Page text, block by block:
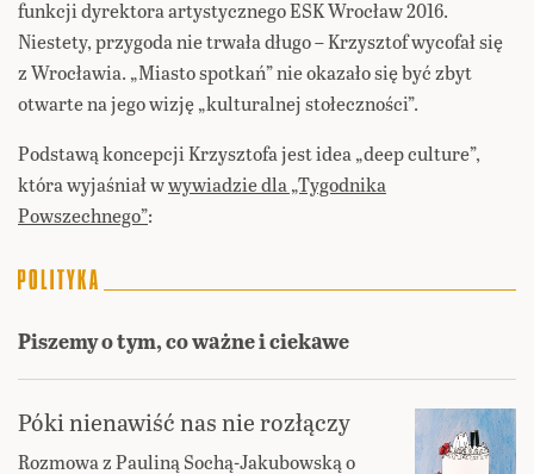
funkcji dyrektora artystycznego ESK Wrocław 2016.
Niestety, przygoda nie trwała długo – Krzysztof wycofał się
z Wrocławia. „Miasto spotkań” nie okazało się być zbyt
otwarte na jego wizję „kulturalnej stołeczności”.
Podstawą koncepcji Krzysztofa jest idea „deep culture”,
która wyjaśniał wwywiadzie dla „Tygodnika
Powszechnego”:
Piszemy o tym, co ważne i ciekawe
Póki nienawiść nas nie rozłączy
Rozmowa z Pauliną Sochą-Jakubowską o